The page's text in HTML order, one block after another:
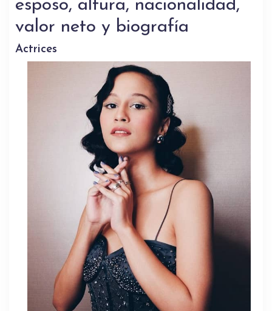
esposo, altura, nacionalidad,
valor neto y biografía
Actrices